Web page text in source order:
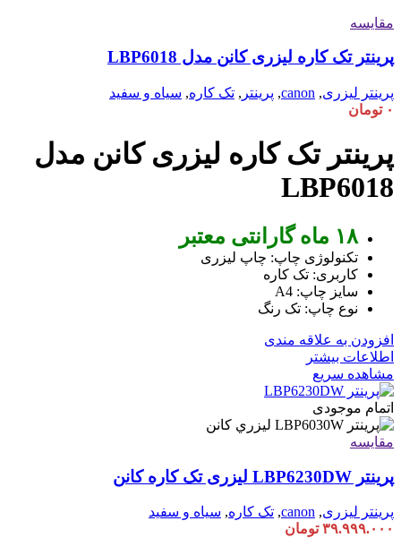
مقایسه
پرینتر تک کاره لیزری کانن مدل LBP6018
پرینتر لیزری,
canon
, پرینتر , تک کاره, سیاه و سفید
۰ تومان
پرینتر تک کاره لیزری کانن مدل
LBP6018
۱۸ ماه گارانتی معتبر
تکنولوژی چاپ: چاپ لیزری
کاربری: تک کاره
سایز چاپ: A4
نوع چاپ: تک رنگ
افزودن به علاقه مندی
اطلاعات بیشتر
مشاهده سریع
اتمام موجودی
مقایسه
پرینتر LBP6230DW لیزری تک کاره کانن
پرینتر لیزری,
canon
, تک کاره, سیاه و سفید
۳۹.۹۹۹.۰۰۰ تومان